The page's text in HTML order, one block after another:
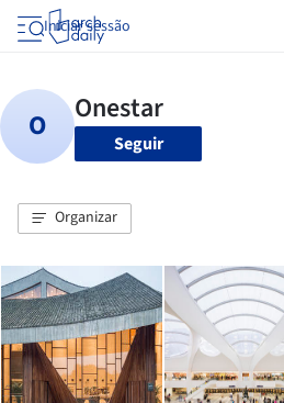
Iniciar sessão
Seguir
Organizar